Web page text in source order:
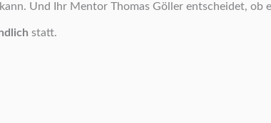
Und Ihr Mentor Thomas Göller entscheidet, ob
statt.